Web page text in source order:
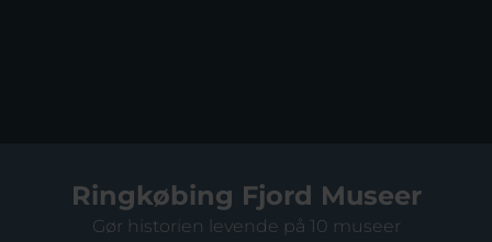
Ringkøbing Fjord Museer
Gør historien levende på 10 museer